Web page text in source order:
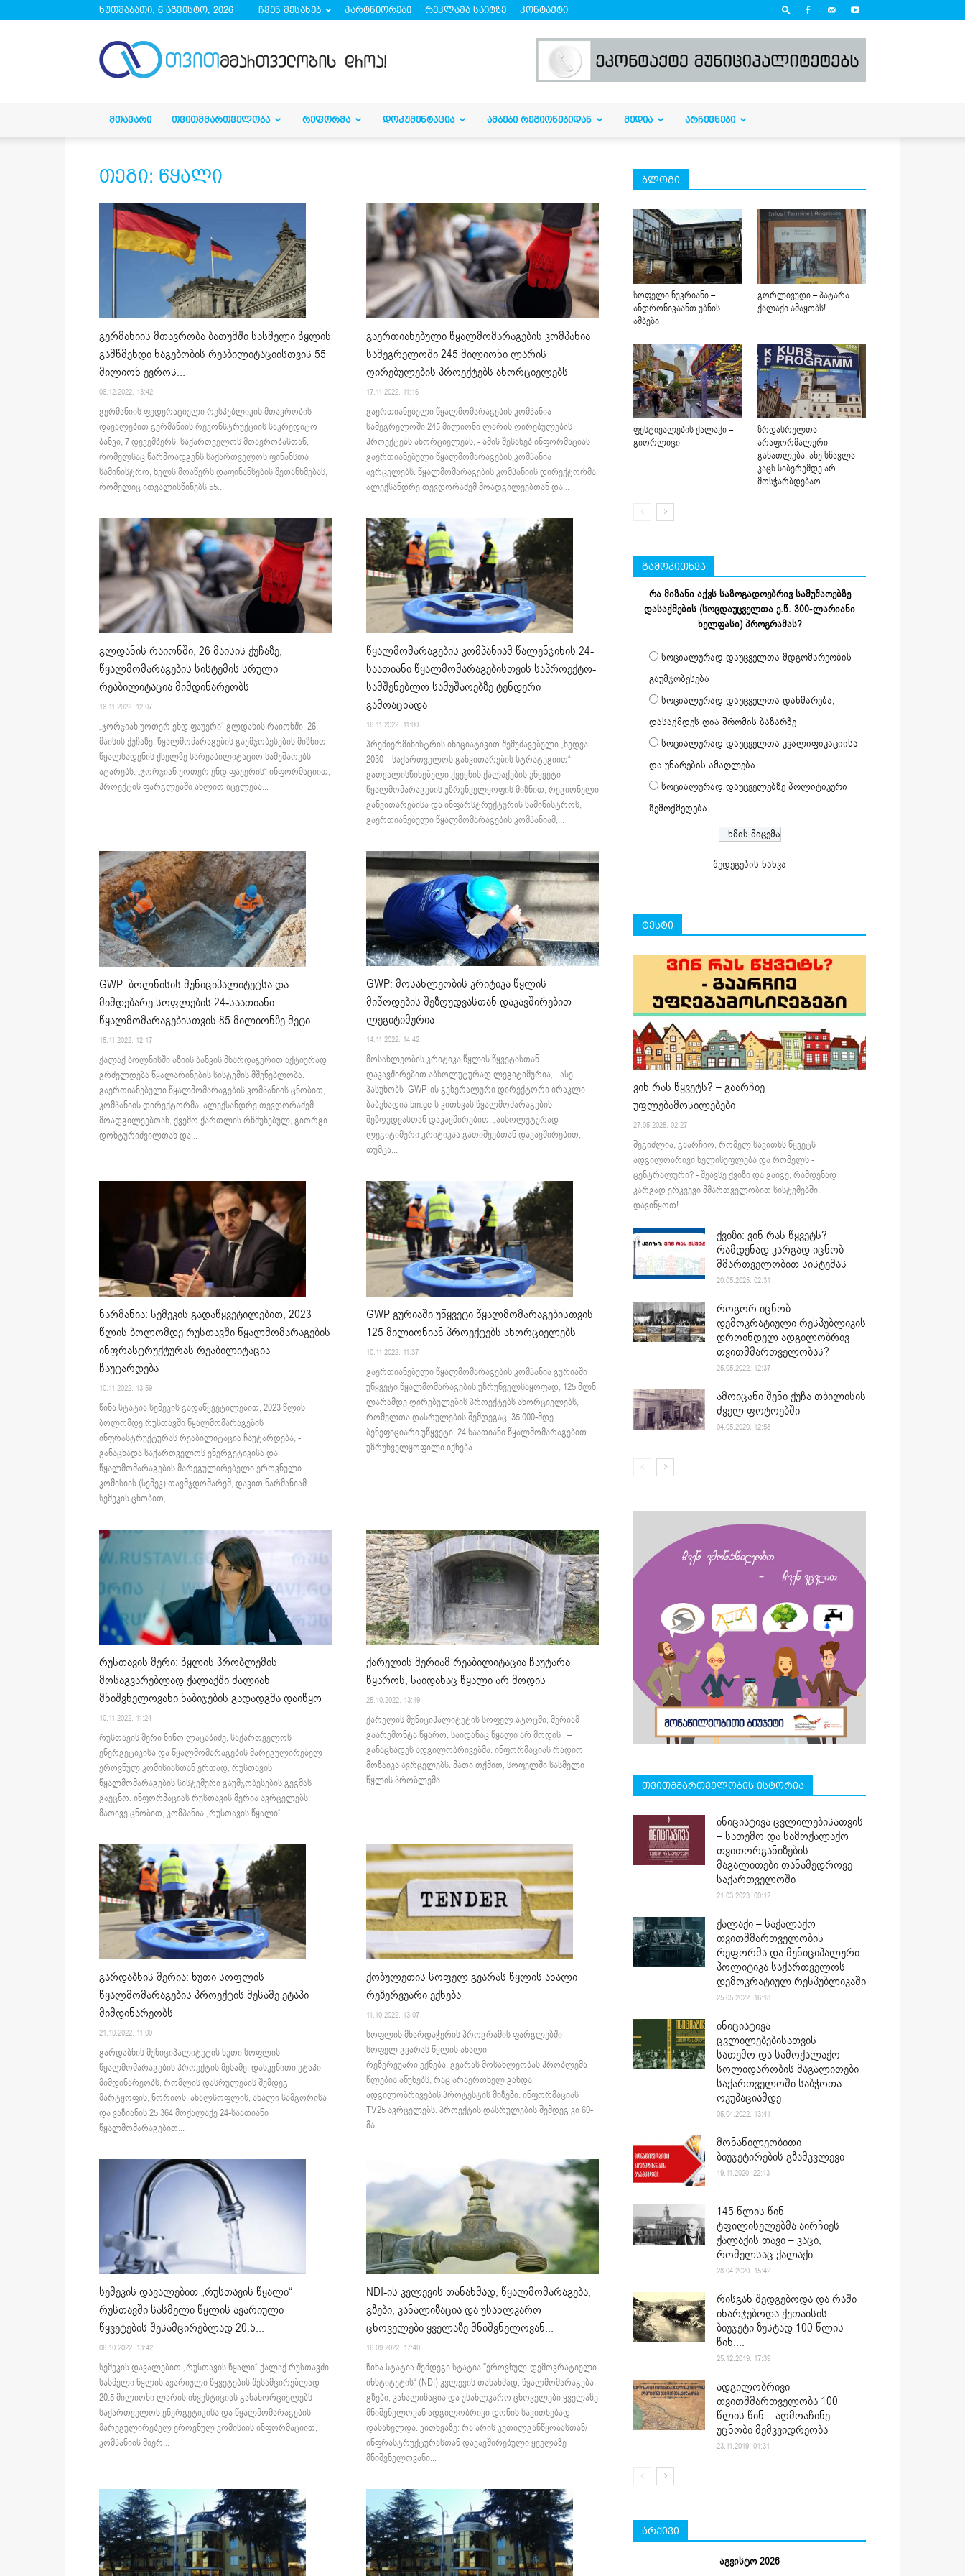
ხუთშაბათი, 6 აგვისტო, 2026 ჩვენ შესახებ პარტნიორები რეკლამა საიტზე კონტაქტი
ᲛᲗᲐᲕᲐᲠᲘ ᲗᲕᲘᲗᲛᲛᲐᲠᲗᲕᲔᲚᲝᲑᲐ ᲠᲔᲤᲝᲠᲛᲐ ᲓᲝᲙᲣᲛᲔᲜᲢᲐᲪᲘᲐ ᲐᲛᲑᲔᲑᲘ ᲠᲔᲒᲘᲝᲜᲔᲑᲘᲓᲐᲜ ᲛᲔᲓᲘᲐ ᲐᲠᲩᲔᲕᲜᲔᲑᲘ
თეგი: წყალი
გერმანიის მთავრობა ბათუმში სასმელი წყლის
გამწმენდი ნაგებობის რეაბილიტაციისთვის 55
მილიონ ევროს...
06.12.2022. 13:42
გერმანიის ფედერაციული რესპუბლიკის მთავრობის
დავალებით გერმანიის რეკონსტრუქციის საკრედიტო
ბანკი, 7 დეკემბერს, საქართველოს მთავრობასთან,
რომელსაც წარმოადგენს საქართველოს ფინანსთა
სამინისტრო, ხელს მოაწერს დაფინანსების შეთანხმებას,
რომელიც ითვალისწინებს 55...
გაერთიანებული წყალმომარაგების კომპანია
სამეგრელოში 245 მილიონი ლარის
ღირებულების პროექტებს ახორციელებს
17.11.2022. 11:16
გაერთიანებული წყალმომარაგების კომპანია
სამეგრელოში 245 მილიონი ლარის ღირებულების
პროექტებს ახორციელებს, - ამის შესახებ ინფორმაციას
გაერთიანებული წყალმომარაგების კომპანია
ავრცელებს. წყალმომარაგების კომპანიის დირექტორმა,
ალექსანდრე თევდორაძემ მოადგილეებთან და...
გლდანის რაიონში, 26 მაისის ქუჩაზე,
წყალმომარაგების სისტემის სრული
რეაბილიტაცია მიმდინარეობს
16.11.2022. 12:07
„ჯორჯიან უოთერ ენდ ფაუერი“ გლდანის რაიონში, 26
მაისის ქუჩაზე, წყალმომარაგების გაუმჯობესების მიზნით
წყალსადენის ქსელზე სარეაბილიტაციო სამუშაოებს
ატარებს. „ჯორჯიან უოთერ ენდ ფაუერის“ ინფორმაციით,
პროექტის ფარგლებში ახლით იცვლება...
წყალმომარაგების კომპანიამ წალენჯიხის 24-
საათიანი წყალმომარაგებისთვის საპროექტო-
სამშენებლო სამუშაოებზე ტენდერი
გამოაცხადა
16.11.2022. 11:00
პრემიერმინისტრის ინიციატივით შემუშავებული „ხედვა
2030 – საქართველოს განვითარების სტრატეგიით“
გათვალისწინებული ქვეყნის ქალაქების უწყვეტი
წყალმომარაგების უზრუნველყოფის მიზნით, რეგიონული
განვითარებისა და ინფარსტრუქტურის სამინისტროს,
გაერთიანებული წყალმომარაგების კომპანიამ,...
GWP: ბოლნისის მუნიციპალიტეტსა და
მიმდებარე სოფლების 24-საათიანი
წყალმომარაგებისთვის 85 მილიონზე მეტი...
15.11.2022. 12:17
ქალაქ ბოლნისში აზიის ბანკის მხარდაჭერით აქტიურად
გრძელდება წყალარინების სისტემის მშენებლობა.
გაერთიანებული წყალმომარაგების კომპანიის ცნობით,
კომპანიის დირექტორმა, ალექსანდრე თევდორაძემ
მოადგილეებთან, ქვემო ქართლის რწმუნებულ, გიორგი
დოხტურიშვილთან და...
GWP: მოსახლეობის კრიტიკა წყლის
მიწოდების შეზღუდვასთან დაკავშირებით
ლეგიტიმურია
14.11.2022. 14:42
მოსახლეობის კრიტიკა წყლის წყვეტასთან
დაკავშირებით აბსოლუტურად ლეგიტიმურია, - ასე
პასუხობს GWP-ის გენერალური დირექტორი ირაკლი
ბაბუხადია bm.ge-ს კითხვას წყალმომარაგების
შეზღუდვასთან დაკავშირებით. „აბსოლუტურად
ლეგიტიმური კრიტიკაა გათიშვებთან დაკავშირებით,
თუმცა...
ნარმანია: სემეკის გადაწყვეტილებით, 2023
წლის ბოლომდე რუსთავში წყალმომარაგების
ინფრასტრუქტურას რეაბილიტაცია
ჩაუტარდება
10.11.2022. 13:59
წინა სტატია სემეკის გადაწყვეტილებით, 2023 წლის
ბოლომდე რუსთავში წყალმომარაგების
ინფრასტრუქტურას რეაბილიტაცია ჩაუტარდება, -
განაცხადა საქართველოს ენერგეტიკისა და
წყალმომარაგების მარეგულირებელი ეროვნული
კომისიის (სემეკ) თავმჯდომარემ, დავით ნარმანიამ.
სემეკის ცნობით,...
GWP გურიაში უწყვეტი წყალმომარაგებისთვის
125 მილიონიან პროექტებს ახორციელებს
10.11.2022. 11:37
გაერთიანებული წყალმომარაგების კომპანია გურიაში
უწყვეტი წყალმომარაგების უზრუნველსაყოფად, 125 მლნ.
ლარამდე ღირებულების პროექტებს ახორციელებს,
რომელთა დასრულების შემდეგაც, 35 000-მდე
ბენეფიციარი უწყვეტი, 24 საათიანი წყალმომარაგებით
უზრუნველყოფილი იქნება....
რუსთავის მერი: წყლის პრობლემის
მოსაგვარებლად ქალაქში ძალიან
მნიშვნელოვანი ნაბიჯების გადადგმა დაიწყო
10.11.2022. 11:24
რუსთავის მერი ნინო ლაცაბიძე, საქართველოს
ენერგეტიკისა და წყალმომარაგების მარეგულირებელ
ეროვნულ კომისიასთან ერთად, რუსთავის
წყალმომარაგების სისტემური გაუმჯობესების გეგმას
გაეცნო. ინფორმაციას რუსთავის მერია ავრცელებს.
მათივე ცნობით, კომპანია „რუსთავის წყალი“...
ქარელის მერიამ რეაბილიტაცია ჩაუტარა
წყაროს, საიდანაც წყალი არ მოდის
25.10.2022. 13:19
ქარელის მუნიციპალიტეტის სოფელ ატოცში, მერიამ
გაარემონტა წყარო, საიდანაც წყალი არ მოდის , –
განაცხადეს ადგილობრივებმა. ინფორმაციას რადიო
მოზაიკა ავრცელებს. მათი თქმით, სოფელში სასმელი
წყლის პრობლემა...
გარდაბნის მერია: ხუთი სოფლის
წყალმომარაგების პროექტის მესამე ეტაპი
მიმდინარეობს
21.10.2022. 11:00
გარდაბნის მუნიციპალიტეტის ხუთი სოფლის
წყალმომარაგების პროექტის მესამე, დასკვნითი ეტაპი
მიმდინარეობს, რომლის დასრულების შემდეგ
მარტყოფის, ნორიოს, ახალსოფლის, ახალი სამგორისა
და ვაზიანის 25 364 მოქალაქე 24-საათიანი
წყალმომარაგებით...
ქობულეთის სოფელ გვარას წყლის ახალი
რეზერვუარი ექნება
11.10.2022. 13:07
სოფლის მხარდაჭერის პროგრამის ფარგლებში
სოფელ გვარას წყლის ახალი
რეზერვუარი ექნება. გვარას მოსახლეობას პრობლემა
წლებია აწუხებს, რაც არაერთხელ გახდა
ადგილობრივების პროტესტის მიზეზი. ინფორმაციას
TV25 ავრცელებს. პროექტის დასრულების შემდეგ კი 60-
მა...
სემეკის დავალებით „რუსთავის წყალი“
რუსთავში სასმელი წყლის ავარიული
წყვეტების შესამცირებლად 20.5...
06.10.2022. 13:42
სემეკის დავალებით „რუსთავის წყალი“ ქალაქ რუსთავში
სასმელი წყლის ავარიული წყვეტების შესამცირებლად
20.5 მილიონი ლარის ინვესტიციას განახორციელებს
საქართველოს ენერგეტიკისა და წყალმომარაგების
მარეგულირებელ ეროვნულ კომისიის ინფორმაციით,
კომპანიის მიერ...
NDI-ის კვლევის თანახმად, წყალმომარაგება,
გზები, კანალიზაცია და უსახლკარო
ცხოველები ყველაზე მნიშვნელოვან...
16.09.2022. 17:40
წინა სტატია შემდეგი სტატია "ეროვნულ-დემოკრატიული
ინსტიტუტის“ (NDI) კვლევის თანახმად, წყალმომარაგება,
გზები, კანალიზაცია და უსახლკარო ცხოველები ყველაზე
მნიშვნელოვან ადგილობრივი დონის საკითხებად
დასახელდა. კითხვაზე: რა არის კეთილგანწყობასთან/
ინფრასტრუქტურასთან დაკავშირებული ყველაზე
მნიშვნელოვანი...
ბლოგი
სოფელი ნუკრიანი –
ანდრონიკაანთ უბნის
ამბები
გორლივუდი – პატარა
ქალაქი ამაყობს!
ფესტივალების ქალაქი –
გიორლიცი
ზრდასრულთა
არაფორმალური
განათლება, ანუ სწავლა
კაცს სიბერემდე არ
მოსჭარბდებაო
გამოკითხვა
რა მიზანი აქვს საზოგადოებრივ სამუშაოებზე
დასაქმების (სოცდაუცველთა ე.წ. 300-ლარიანი
ხელფასი) პროგრამას?
სოციალურად დაუცველთა მდგომარეობის
გაუმჯობესება
სოციალურად დაუცველთა დახმარება,
დასაქმდეს ღია შრომის ბაზარზე
სოციალურად დაუცველთა კვალიფიკაციისა
და უნარების ამაღლება
სოციალურად დაუცველებზე პოლიტიკური
ზემოქმედება
შედეგების ნახვა
ტესტი
ვინ რას წყვეტს? – გაარჩიე
უფლებამოსილებები
27.05.2025. 02:27
შეგიძლია, გაარჩიო, რომელ საკითხს წყვეტს
ადგილობრივი ხელისუფლება და რომელს -
ცენტრალური? - შეავსე ქვიზი და გაიგე, რამდენად
კარგად ერკვევი მმართველობით სისტემებში.
დავიწყოთ!
ქვიზი: ვინ რას წყვეტს? –
რამდენად კარგად იცნობ
მმართველობით სისტემას
20.05.2025. 02:31
როგორ იცნობ
დემოკრატიული რესპუბლიკის
დროინდელ ადგილობრივ
თვითმმართველობას?
25.05.2022. 12:37
ამოიცანი შენი ქუჩა თბილისის
ძველ ფოტოებში
04.05.2020. 12:58
თვითმმართველობის ისტორია
ინიციატივა ცვლილებისათვის
– სათემო და სამოქალაქო
თვითორგანიზების
მაგალითები თანამედროვე
საქართველოში
21.03.2023. 00:12
ქალაქი – საქალაქო
თვითმმართველობის
რეფორმა და მუნიციპალური
პოლიტიკა საქართველოს
დემოკრატიულ რესპუბლიკაში
25.05.2022. 16:18
ინიციატივა
ცვლილებებისათვის –
სათემო და სამოქალაქო
სოლიდარობის მაგალითები
საქართველოში საბჭოთა
ოკუპაციამდე
05.04.2022. 13:41
მონაწილეობითი
ბიუჯეტირების გზამკვლევი
19.11.2020. 22:13
145 წლის წინ
ტფილისელებმა აირჩიეს
ქალაქის თავი – კაცი,
რომელსაც ქალაქი...
28.04.2020. 15:42
რისგან შედგებოდა და რაში
იხარჯებოდა ქუთაისის
ბიუჯეტი ზუსტად 100 წლის
წინ,...
25.12.2019. 17:39
ადგილობრივი
თვითმმართველობა 100
წლის წინ – აღმოაჩინე
უცნობი მემკვიდრეობა
23.11.2019. 01:31
არქივი
აგვისტო 2026